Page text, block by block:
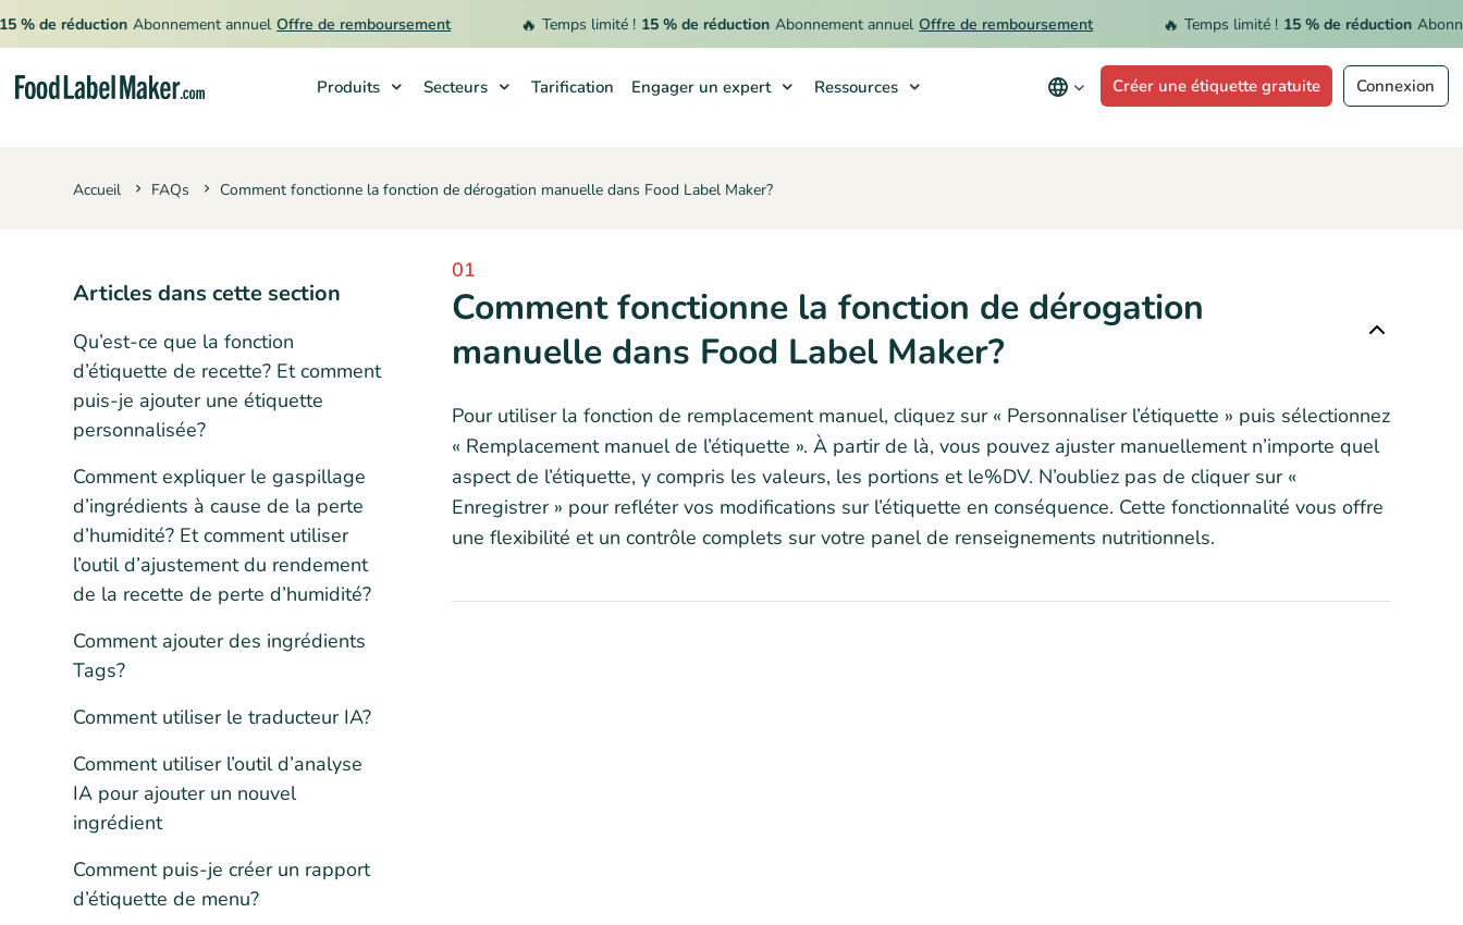
de réduction Abonnement annuel Offre de remboursement Temps limité ! 15 % de réduction Abonnement annuel Offre de remboursement Temps limité ! 15 % de réduction
Produits Secteurs Tarification Engager un expert Ressources Créer une étiquette gratuite Connexion
Accueil FAQs Comment fonctionne la fonction de dérogation manuelle dans Food Label Maker?
Articles dans cette section
Qu’est-ce que la fonction
d’étiquette de recette? Et comment
puis-je ajouter une étiquette
personnalisée?
Comment expliquer le gaspillage
d’ingrédients à cause de la perte
d’humidité? Et comment utiliser
l’outil d’ajustement du rendement
de la recette de perte d’humidité?
Comment ajouter des ingrédients
Tags?
Comment utiliser le traducteur IA?
Comment utiliser l’outil d’analyse
IA pour ajouter un nouvel
ingrédient
Comment puis-je créer un rapport
d’étiquette de menu?
01
Comment fonctionne la fonction de dérogation
manuelle dans Food Label Maker?
Pour utiliser la fonction de remplacement manuel, cliquez sur « Personnaliser l’étiquette » puis sélectionnez
« Remplacement manuel de l’étiquette ». À partir de là, vous pouvez ajuster manuellement n’importe quel
aspect de l’étiquette, y compris les valeurs, les portions et le%DV. N’oubliez pas de cliquer sur «
Enregistrer » pour refléter vos modifications sur l’étiquette en conséquence. Cette fonctionnalité vous offre
une flexibilité et un contrôle complets sur votre panel de renseignements nutritionnels.
Secteurs
Engager un expert